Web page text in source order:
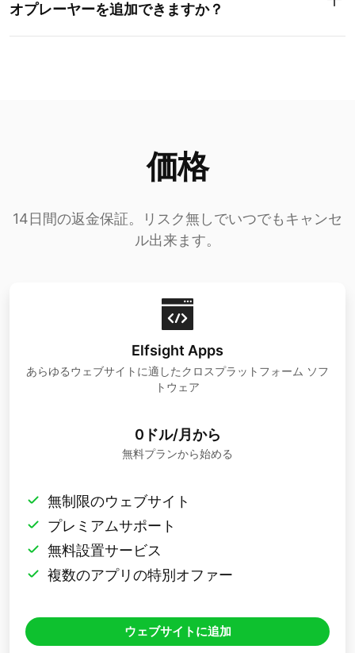
オプレーヤーを追加できますか？
価格
14日間の返金保証。リスク無しでいつでもキャンセ
ル出来ます。
Elfsight Apps
あらゆるウェブサイトに適したクロスプラットフォーム ソフ
トウェア
0ドル/月から
無料プランから始める
無制限のウェブサイト
プレミアムサポート
無料設置サービス
複数のアプリの特別オファー
ウェブサイトに追加